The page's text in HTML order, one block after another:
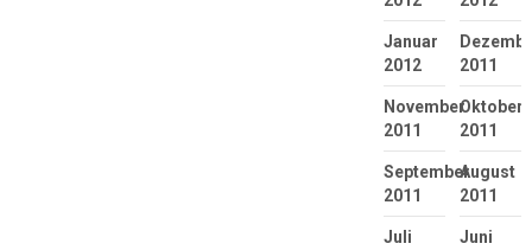
Januar
2012
2011
November
2011
Oktober
2011
September
2011
August
2011
Juli
Juni